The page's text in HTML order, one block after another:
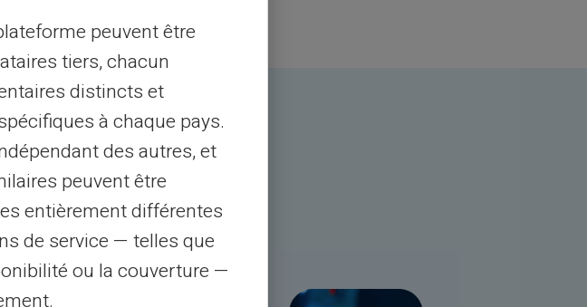
IP
peuvent être
tiers, chacun
distincts et
à chaque pays.
des autres, et
peuvent être
entièrement différentes
de service — telles que
ou la couverture —